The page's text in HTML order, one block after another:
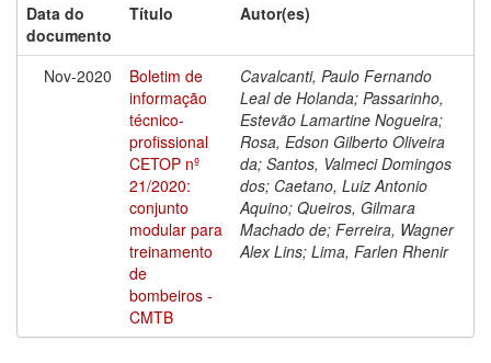
Data do
documento
Título Autor(es)
Nov-2020
Boletim de
informação
técnico-
profissional
CETOP nº
21/2020:
conjunto
modular para
treinamento
de
bombeiros -
CMTB
Cavalcanti, Paulo Fernando
Leal de Holanda; Passarinho,
Estevão Lamartine Nogueira;
Rosa, Edson Gilberto Oliveira
da; Santos, Valmeci Domingos
dos; Caetano, Luiz Antonio
Aquino; Queiros, Gilmara
Machado de; Ferreira, Wagner
Alex Lins; Lima, Farlen Rhenir